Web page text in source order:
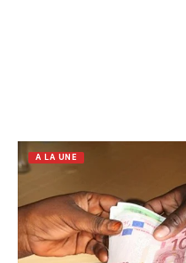
A LA UNE